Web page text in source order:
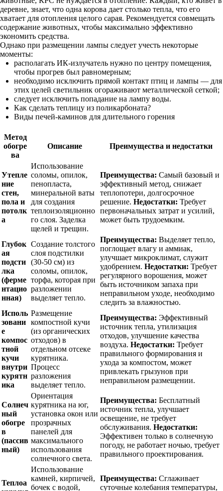
деревне, знает, что одна корова дает столько тепла, что его
хватает для отопления целого сарая. Рекомендуется совмещать
содержание животных, чтобы максимально эффективно
экономить средства.
Однако при размещении лампы следует учесть некоторые
моменты:
располагать ИК-излучатель нужно по центру помещения,
чтобы прогрев был равномерным;
необходимо исключить прямой контакт птиц и лампы — для
этих целей светильник огораживают металлической сеткой;
следует исключить попадание на лампу воды.
Как сделать теплицу из поликарбоната?
Виды печей-каминов для длительного горения
Метод
обогре
ва
Описание Преимущества и недостатки
Утепле
ние
стен,
пола и
потолк
а
Использование
соломы, опилок,
пенопласта,
минеральной ваты
для создания
теплоизоляционно
го слоя. Заделка
щелей и трещин.
Преимущества: Самый базовый и
эффективный метод, снижает
теплопотери, долгосрочное
решение. Недостатки: Требует
первоначальных затрат и усилий,
может быть трудоемким.
Глубок
ая
подсти
лка
(ферме
нтацио
нная)
Создание толстого
слоя подстилки
(30-50 см) из
соломы, опилок,
торфа, которая при
разложении
выделяет тепло.
Преимущества: Выделяет тепло,
поглощает влагу и аммиак,
улучшает микроклимат, служит
удобрением. Недостатки: Требует
регулярного ворошения, может
быть источником запаха при
неправильном уходе, необходимо
следить за влажностью.
Исполь
зовани
е
компос
тной
кучи
внутри
курятн
ика
Размещение
компостной кучи
(из органических
отходов) в
отдельном отсеке
курятника.
Процесс
разложения
выделяет тепло.
Преимущества: Эффективный
источник тепла, утилизация
отходов, улучшение качества
воздуха. Недостатки: Требует
правильного формирования и
ухода за компостом, может
привлекать грызунов при
неправильном размещении.
Солнеч
ный
обогре
в
(пассив
ный)
Ориентация
курятника на юг,
установка окон или
прозрачных
панелей для
максимального
использования
солнечного света.
Преимущества: Бесплатный
источник тепла, улучшает
освещение, не требует
обслуживания. Недостатки:
Эффективен только в солнечную
погоду, не работает ночью, требует
правильного проектирования.
Теплоа
Использование
камней, кирпичей,
бочек с водой,
Преимущества: Сглаживает
суточные колебания температуры,